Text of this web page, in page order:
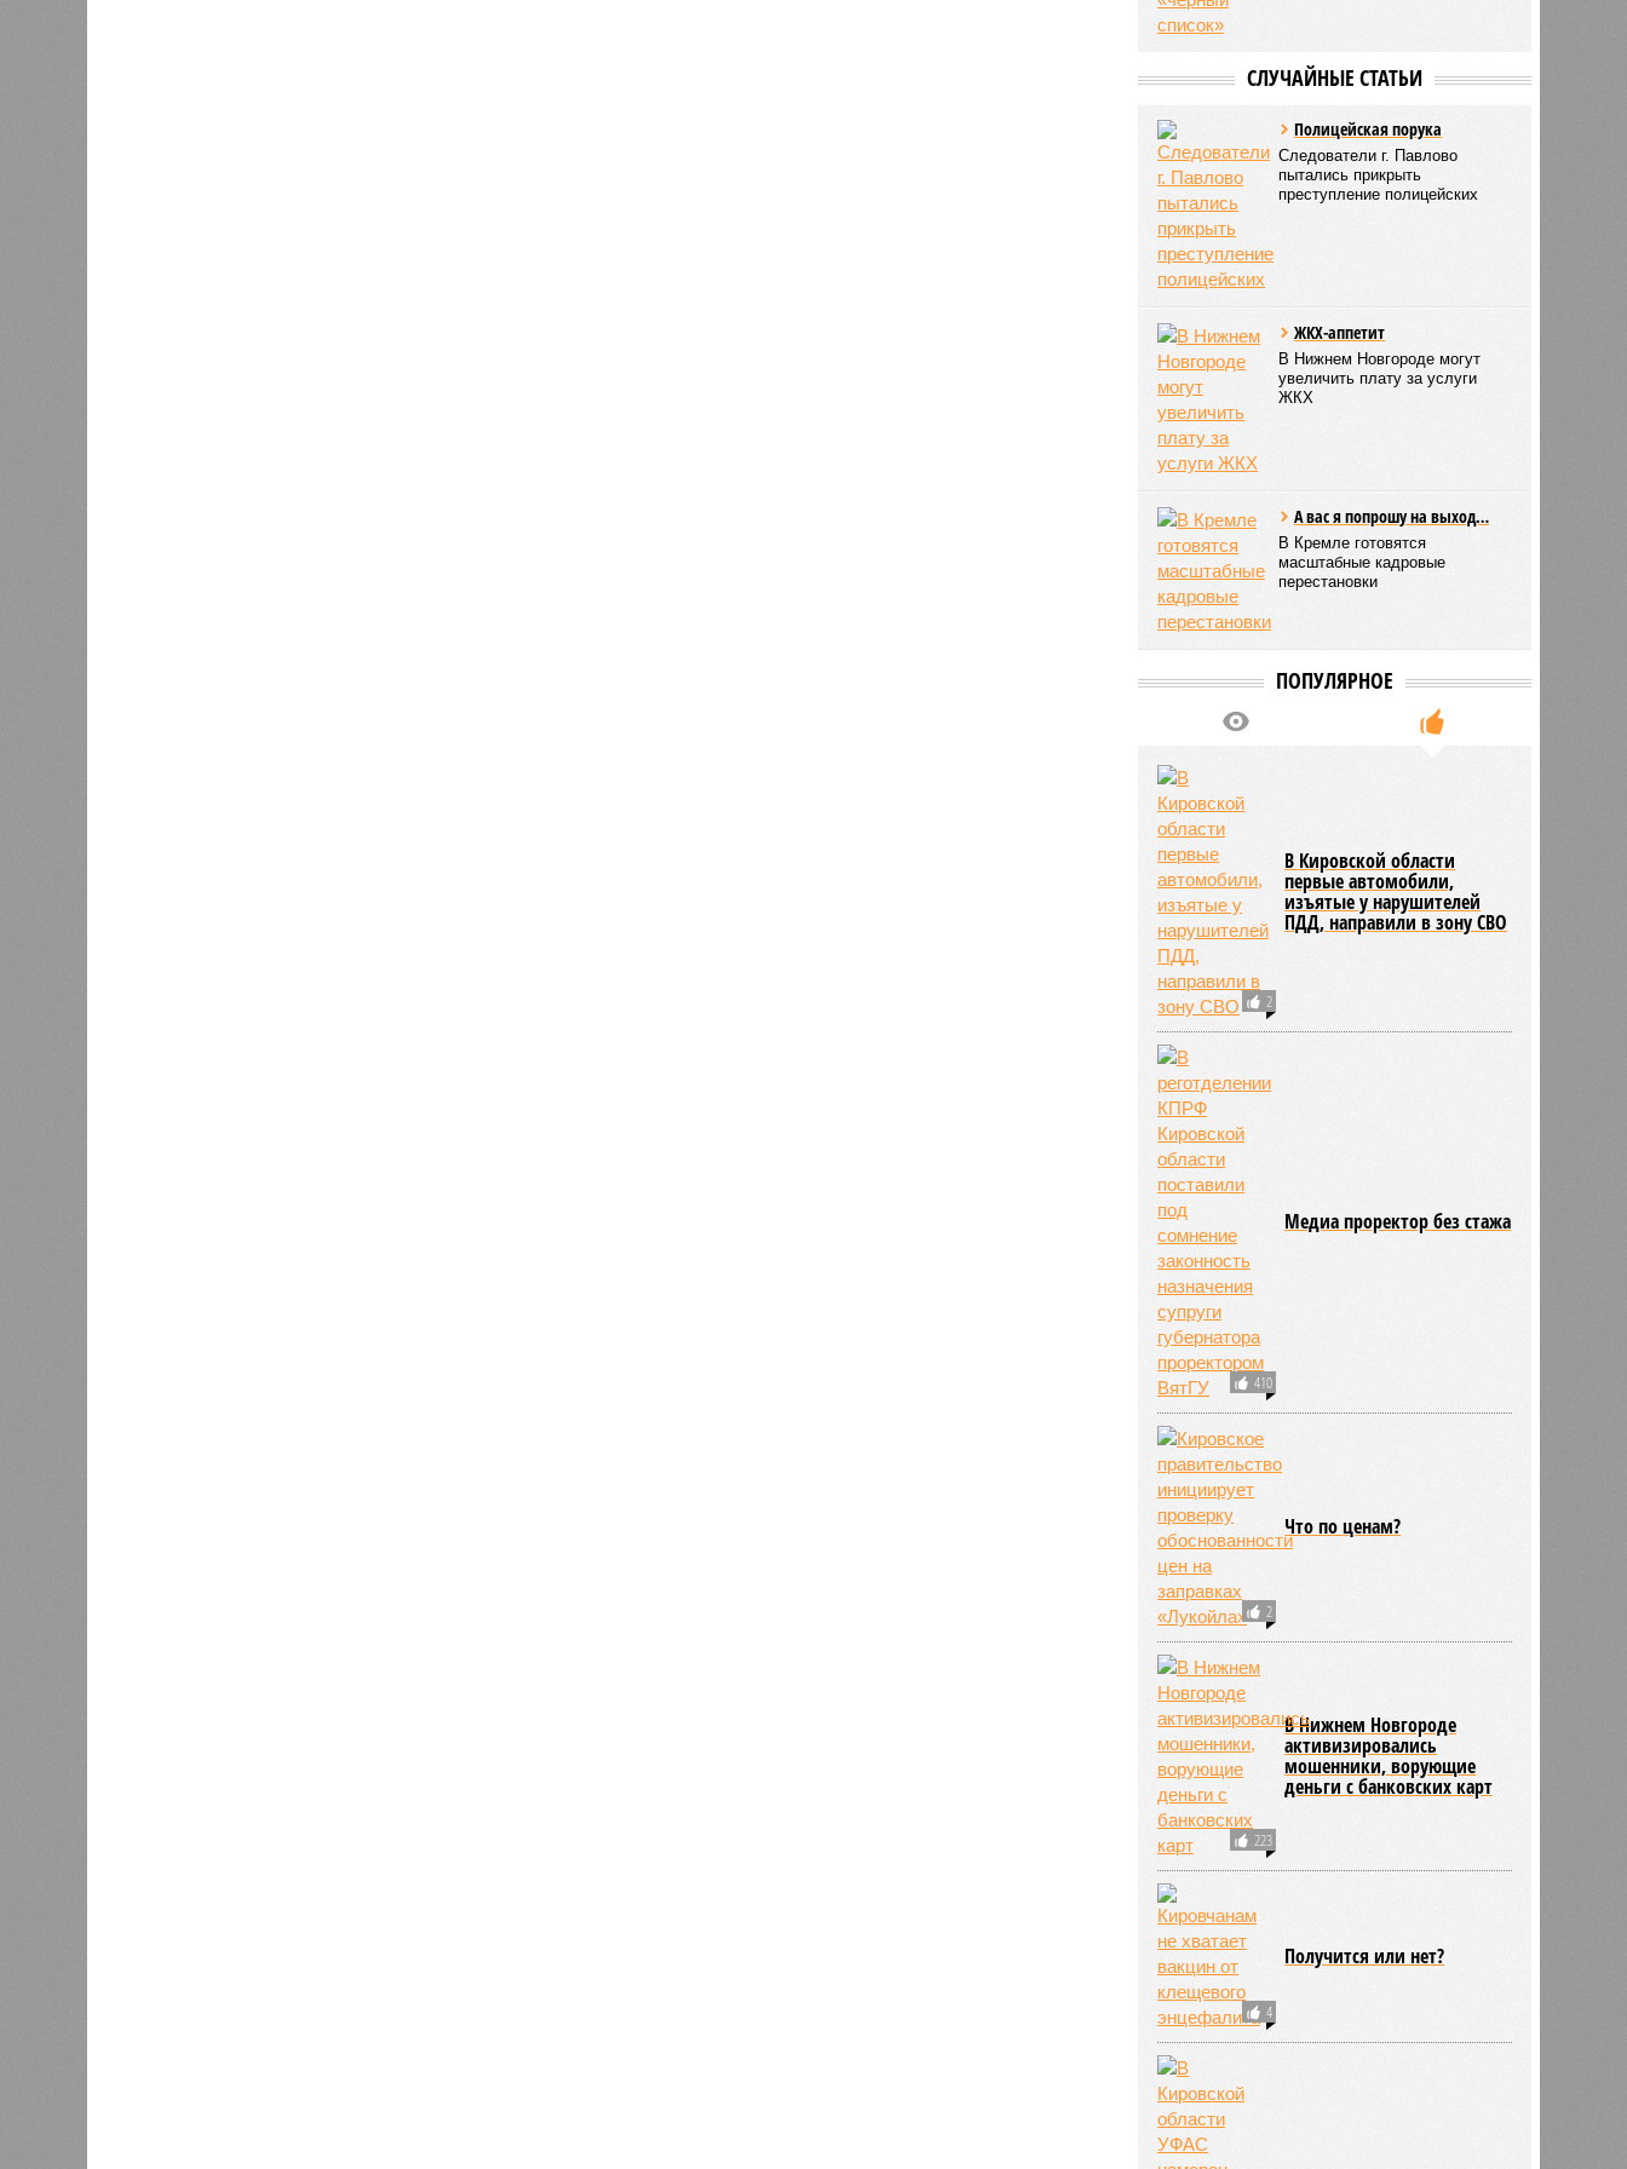
СЛУЧАЙНЫЕ СТАТЬИ
Полицейская порука
Следователи г. Павлово
пытались прикрыть
преступление полицейских
ЖКХ-аппетит
В Нижнем Новгороде могут
увеличить плату за услуги
ЖКХ
А вас я попрошу на выход…
В Кремле готовятся
масштабные кадровые
перестановки
ПОПУЛЯРНОЕ
2
В Кировской области
первые автомобили,
изъятые у нарушителей
ПДД, направили в зону СВО
410
Медиа проректор без стажа
2
Что по ценам?
223
В Нижнем Новгороде
активизировались
мошенники, ворующие
деньги с банковских карт
4
Получится или нет?